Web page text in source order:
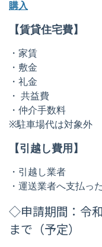
購入
【賃貸住宅費】
・ 家賃
・ 敷金
・ 礼金
・ 共益費
・ 仲介手数料
※駐車場代は対象外
【引越し費用】
・引越し業者
・運送業者へ支払っ
◇申請期間： 令和
まで（予定）